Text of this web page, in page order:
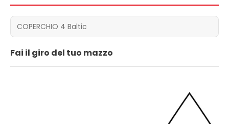
Fai il giro del tuo mazzo